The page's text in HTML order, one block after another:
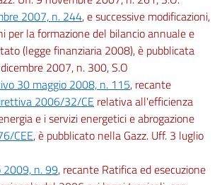
2007, n. 244, e successive modificazioni,
per la formazione del bilancio annuale e
(legge finanziaria 2008), è pubblicata
2007, n. 300, S.O
30 maggio 2008, n. 115, recante
2006/32/CE relativa all'efficienza
e i servizi energetici e abrogazione
CEE, è pubblicato nella Gazz. Uff. 3 luglio
2009, n. 99, recante Ratifica ed esecuzione